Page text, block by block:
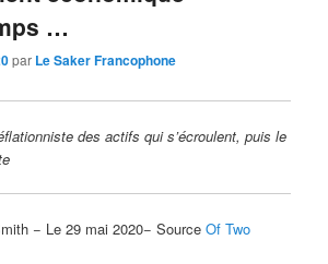
…
par Le Saker Francophone
des actifs qui s’écroulent, puis le
− Le 29 mai 2020− Source Of Two